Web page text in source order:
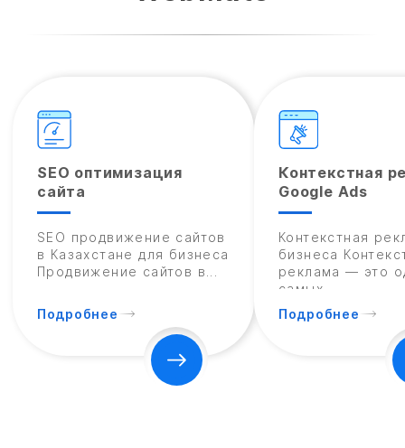
SEO оптимизация
сайта
SEO продвижение сайтов
в Казахстане для бизнеса
Продвижение сайтов в...
Подробнее
Контекстная
Google Ads
Контекстная
бизнеса
реклама — это
самых...
Подробнее